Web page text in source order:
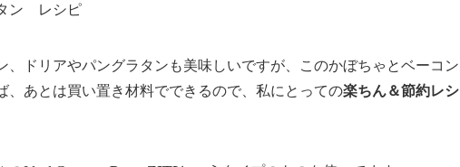
、ドリアやパングラタンも美味しいですが、このかぼちゃとベーコン
、あとは買い置き材料でできるので、私にとっての楽ちん＆節約レシ